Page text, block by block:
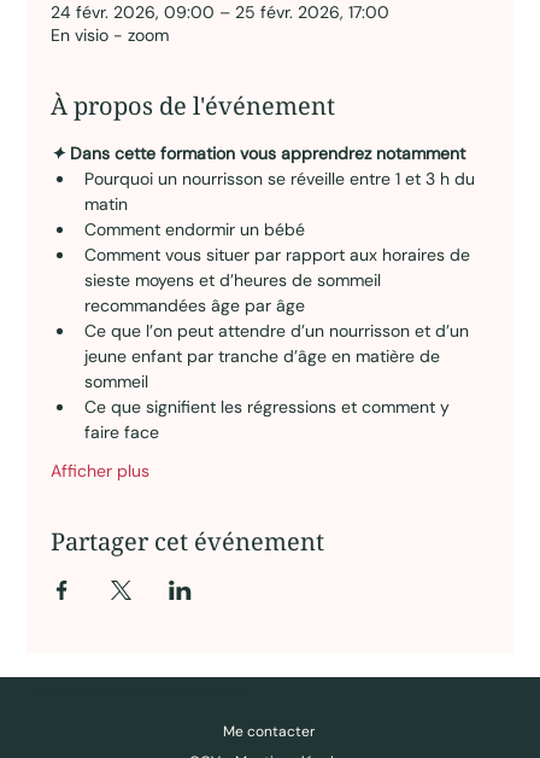
24 févr. 2026, 09:00 – 25 févr. 2026, 17:00
En visio - zoom
À propos de l'événement
✦ Dans cette formation vous apprendrez notamment
Pourquoi un nourrisson se réveille entre 1 et 3 h du
matin
Comment endormir un bébé
Comment vous situer par rapport aux horaires de
sieste moyens et d’heures de sommeil
recommandées âge par âge
Ce que l’on peut attendre d’un nourrisson et d’un
jeune enfant par tranche d’âge en matière de
sommeil
Ce que signifient les régressions et comment y
faire face
Afficher plus
Partager cet événement
Me contacter